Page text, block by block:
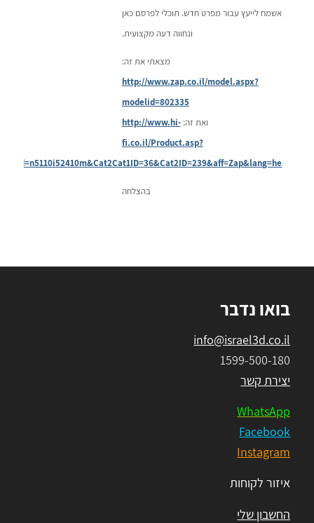
אשמח לייעץ עבור מפרט חדש. תוכלי לפרסם כאן
ונחווה דעה מקצועית.
מצאתי את זה:
http://www.zap.co.il/model.aspx?
modelid=802335
ואת זה:http://www.hi-
fi.co.il/Product.asp?
Pid=n5110i52410m&Cat2Cat1ID=36&Cat2ID=239&aff=Zap&lang=he
בהצלחה
בואו נדבר
info@israel3d.co.il
1599-500-180
יצירת קשר
WhatsApp
Facebook
Instagram
איזור לקוחות
החשבון שלי